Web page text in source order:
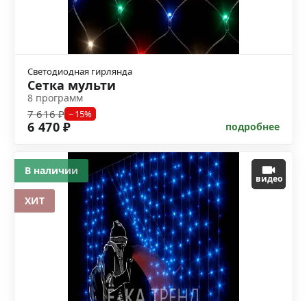
Светодиодная гирлянда
Сетка мульти
8 программ
7 616 ₽ −15%
6 470 ₽ подробнее
видео
В наличии
ХИТ